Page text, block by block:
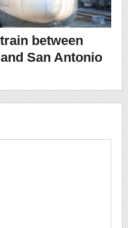
between
San Antonio